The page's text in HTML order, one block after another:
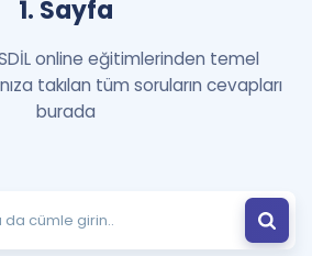
Hatırlamıyorum
Kariyer
1. Sayfa
online eğitimlerinden temel
takılan tüm soruların cevapları
burada